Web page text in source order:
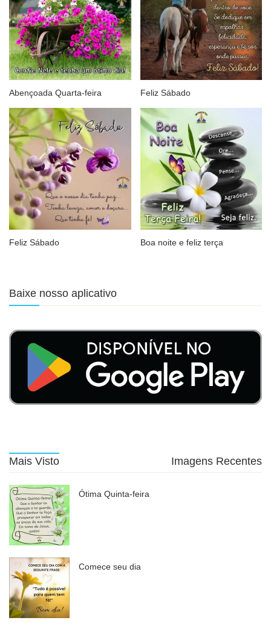
Abençoada Quarta-feira Feliz Sábado
Feliz Sábado Boa noite e feliz terça
Baixe nosso aplicativo
Mais Visto Imagens Recentes
Ótima Quinta-feira
Comece seu dia